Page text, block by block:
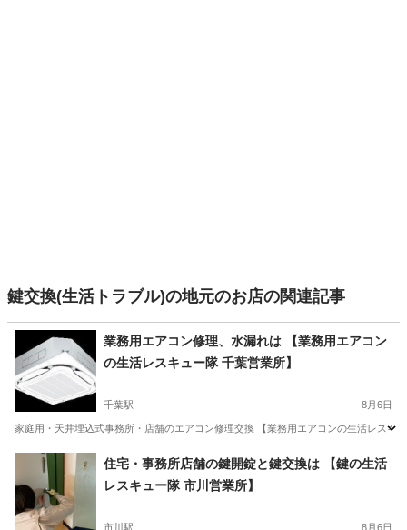
鍵交換(生活トラブル)の地元のお店の関連記事
業務用エアコン修理、水漏れは 【業務用エアコン
の生活レスキュー隊 千葉営業所】
千葉駅 8月6日
家庭用・天井埋込式事務所・店舗のエアコン修理交換 【業務用エアコンの生活レス
千葉 千葉市 千葉駅 その他 千葉 松戸市 松戸駅
その他 天井
住宅・事務所店舗の鍵開錠と鍵交換は 【鍵の生活
レスキュー隊 市川営業所】
市川駅 8月6日